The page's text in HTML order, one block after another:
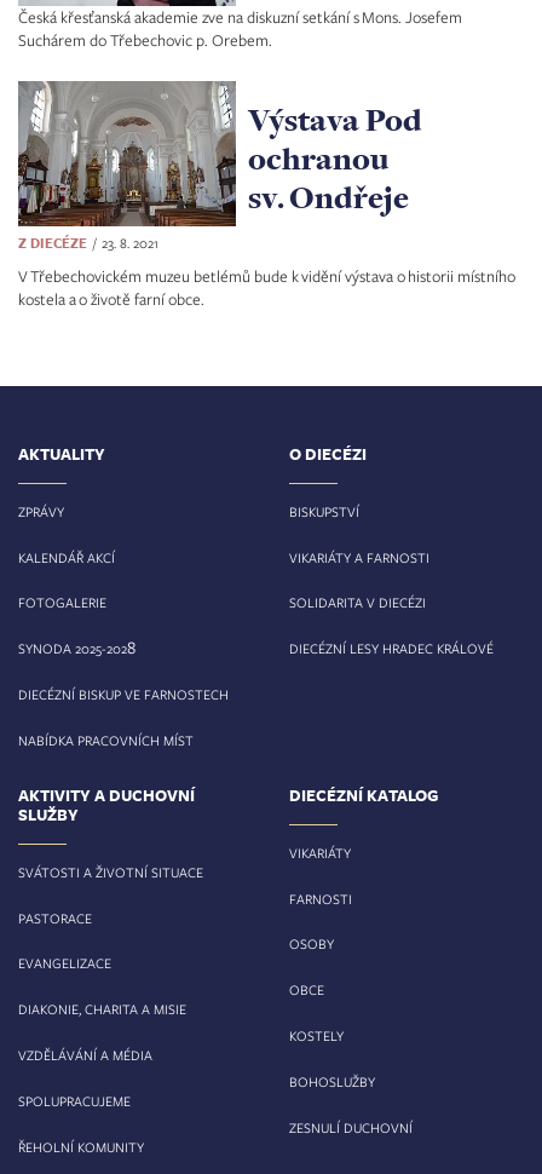
Česká křesťanská akademie zve na diskuzní setkání s Mons. Josefem
Suchárem do Třebechovic p. Orebem.
Výstava Pod
ochranou
sv. Ondřeje
Z DIECÉZE 23. 8. 2021
V Třebechovickém muzeu betlémů bude k vidění výstava o historii místního
kostela a o životě farní obce.
AKTUALITY
ZPRÁVY
KALENDÁŘ AKCÍ
FOTOGALERIE
SYNODA 2025-2028
DIECÉZNÍ BISKUP VE FARNOSTECH
NABÍDKA PRACOVNÍCH MÍST
O DIECÉZI
BISKUPSTVÍ
VIKARIÁTY A FARNOSTI
SOLIDARITA V DIECÉZI
DIECÉZNÍ LESY HRADEC KRÁLOVÉ
AKTIVITY A DUCHOVNÍ
SLUŽBY
SVÁTOSTI A ŽIVOTNÍ SITUACE
PASTORACE
EVANGELIZACE
DIAKONIE, CHARITA A MISIE
VZDĚLÁVÁNÍ A MÉDIA
SPOLUPRACUJEME
ŘEHOLNÍ KOMUNITY
DIECÉZNÍ KATALOG
VIKARIÁTY
FARNOSTI
OSOBY
OBCE
KOSTELY
BOHOSLUŽBY
ZESNULÍ DUCHOVNÍ